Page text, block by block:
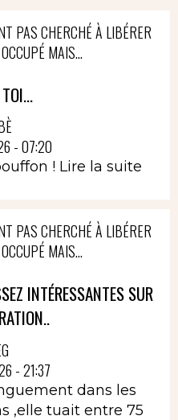
PAS CHERCHÉ À LIBÉRER
MAIS...
- 07:20
! Lire la suite
PAS CHERCHÉ À LIBÉRER
MAIS...
INTÉRESSANTES SUR
- 21:37
dans les
,elle tuait entre 75